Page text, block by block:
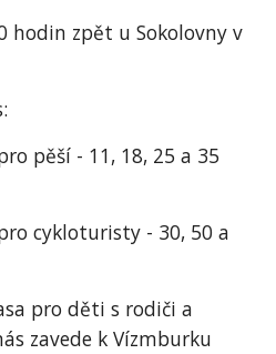
hodin zpět u Sokolovny v
pěší - 11, 18, 25 a 35
cykloturisty - 30, 50 a
pro děti s rodiči a
zavede k Vízmburku